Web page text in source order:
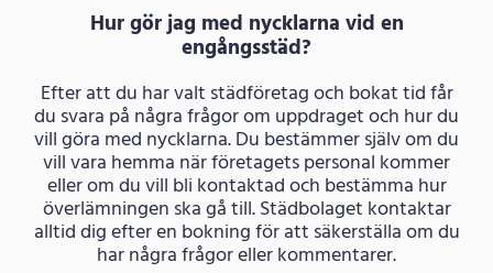
Hur gör jag med nycklarna vid en
engångsstäd?
Efter att du har valt städföretag och bokat tid får
du svara på några frågor om uppdraget och hur du
vill göra med nycklarna. Du bestämmer själv om du
vill vara hemma när företagets personal kommer
eller om du vill bli kontaktad och bestämma hur
överlämningen ska gå till. Städbolaget kontaktar
alltid dig efter en bokning för att säkerställa om du
har några frågor eller kommentarer.